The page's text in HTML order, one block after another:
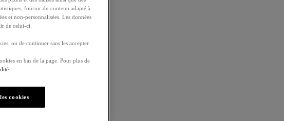
fournir du contenu adapté à
et non-personnalisées. Les données
de celui-ci.
ou de continuer sans les accepter.
en bas de la page. Pour plus de
cookies